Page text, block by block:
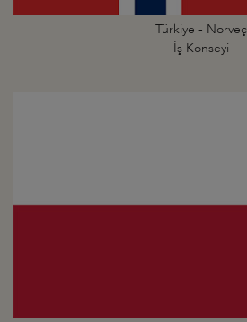
Türkiye - Norveç
İş Konseyi